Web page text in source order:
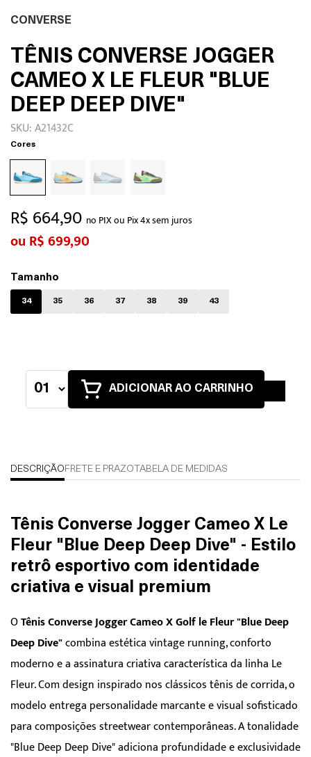
CONVERSE
TÊNIS CONVERSE JOGGER
CAMEO X LE FLEUR "BLUE
DEEP DEEP DIVE"
SKU: A21432C
Cores
R$ 664,90 no PIX ou Pix 4x sem juros
R$ 699,90
Tamanho
34 35 36 37 38 39 43
ADICIONAR AO CARRINHO
DESCRIÇÃO FRETE E PRAZOTABELA DE MEDIDAS
Tênis Converse Jogger Cameo X Le
Fleur "Blue Deep Deep Dive" - Estilo
retrô esportivo com identidade
criativa e visual premium
OTênis Converse Jogger Cameo X Golf le Fleur "Blue Deep
Deep Dive"combina estética vintage running, conforto
moderno e a assinatura criativa característica da linha Le
Fleur. Com design inspirado nos clássicos tênis de corrida, o
modelo entrega personalidade marcante e visual sofisticado
para composições streetwear contemporâneas. A tonalidade
"Blue Deep Deep Dive" adiciona profundidade e exclusividade